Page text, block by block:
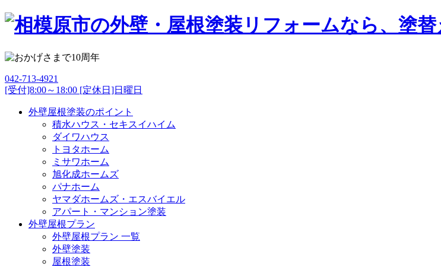
042-713-4921
[受付]8:00～18:00 [定休日]日曜日
外壁屋根塗装のポイント
積水ハウス・セキスイハイム
ダイワハウス
トヨタホーム
ミサワホーム
旭化成ホームズ
パナホーム
ヤマダホームズ・エスバイエル
アパート・マンション塗装
外壁屋根プラン
外壁屋根プラン 一覧
外壁塗装
屋根塗装